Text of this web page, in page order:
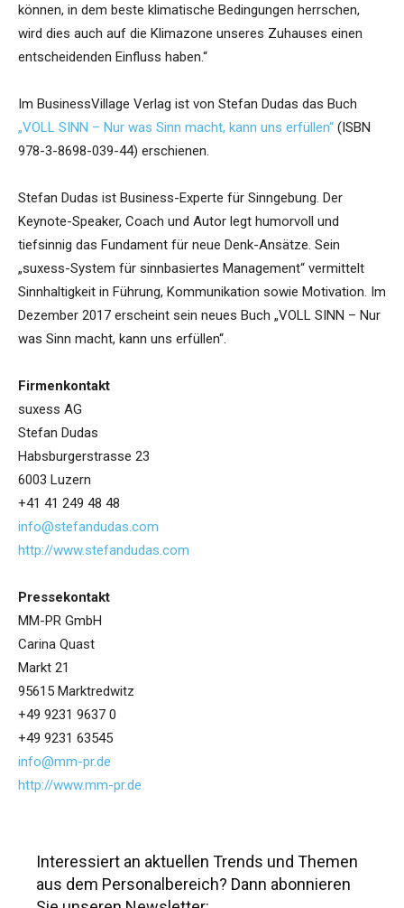
können, in dem beste klimatische Bedingungen herrschen,
wird dies auch auf die Klimazone unseres Zuhauses einen
entscheidenden Einfluss haben.“
Im BusinessVillage Verlag ist von Stefan Dudas das Buch
„VOLL SINN – Nur was Sinn macht, kann uns erfüllen“ (ISBN
978-3-8698-039-44) erschienen.
Stefan Dudas ist Business-Experte für Sinngebung. Der
Keynote-Speaker, Coach und Autor legt humorvoll und
tiefsinnig das Fundament für neue Denk-Ansätze. Sein
„suxess-System für sinnbasiertes Management“ vermittelt
Sinnhaltigkeit in Führung, Kommunikation sowie Motivation. Im
Dezember 2017 erscheint sein neues Buch „VOLL SINN – Nur
was Sinn macht, kann uns erfüllen“.
Firmenkontakt
suxess AG
Stefan Dudas
Habsburgerstrasse 23
6003 Luzern
+41 41 249 48 48
info@stefandudas.com
http://www.stefandudas.com
Pressekontakt
MM-PR GmbH
Carina Quast
Markt 21
95615 Marktredwitz
+49 9231 9637 0
+49 9231 63545
info@mm-pr.de
http://www.mm-pr.de
Interessiert an aktuellen Trends und Themen
aus dem Personalbereich? Dann abonnieren